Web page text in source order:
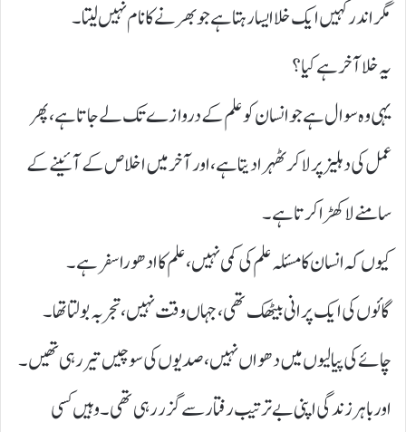
مگر اندر کہیں ایک خلا ایسا رہتا ہے جو بھرنے کا نام نہیں لیتا۔
یہ خلا آخر ہے کیا؟
یہی وہ سوال ہے جو انسان کو علم کے دروازے تک لے جاتا ہے، پھر
عمل کی دہلیز پر لا کر ٹھہرا دیتا ہے، اور آخر میں اخلاص کے آئینے کے
سامنے لا کھڑا کرتا ہے۔
کیوں کہ انسان کا مسئلہ علم کی کمی نہیں، علم کا ادھورا سفر ہے۔
گائوں کی ایک پرانی بیٹھک تھی، جہاں وقت نہیں، تجربہ بولتا تھا۔
چائے کی پیالیوں میں دھواں نہیں، صدیوں کی سوچیں تیر رہی تھیں۔
اور باہر زندگی اپنی بے ترتیب رفتار سے گزر رہی تھی۔ وہیں کسی